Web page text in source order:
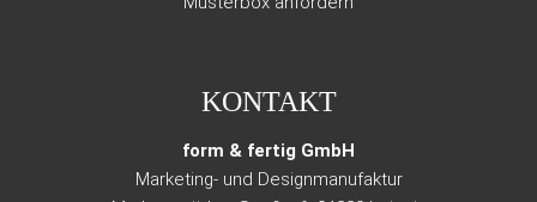
KONTAKT
form & fertig GmbH
Marketing- und Designmanufaktur